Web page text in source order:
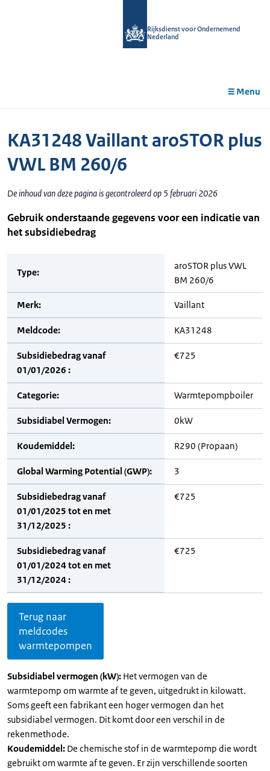
Rijksdienst voor Ondernemend
Nederland
Menu
KA31248 Vaillant aroSTOR plus
VWL BM 260/6
De inhoud van deze pagina is gecontroleerd op 5 februari 2026
Gebruik onderstaande gegevens voor een indicatie van
het subsidiebedrag
Type:
aroSTOR plus VWL
BM 260/6
Merk: Vaillant
Meldcode: KA31248
Subsidiebedrag vanaf
01/01/2026 :
€725
Categorie: Warmtepompboiler
Subsidiabel Vermogen: 0kW
Koudemiddel: R290 (Propaan)
Global Warming Potential (GWP): 3
Subsidiebedrag vanaf
01/01/2025 tot en met
31/12/2025 :
€725
Subsidiebedrag vanaf
01/01/2024 tot en met
31/12/2024 :
€725
Terug naar
meldcodes
warmtepompen
Subsidiabel vermogen (kW): Het vermogen van de
warmtepomp om warmte af te geven, uitgedrukt in kilowatt.
Soms geeft een fabrikant een hoger vermogen dan het
subsidiabel vermogen. Dit komt door een verschil in de
rekenmethode.
Koudemiddel: De chemische stof in de warmtepomp die wordt
gebruikt om warmte af te geven. Er zijn verschillende soorten